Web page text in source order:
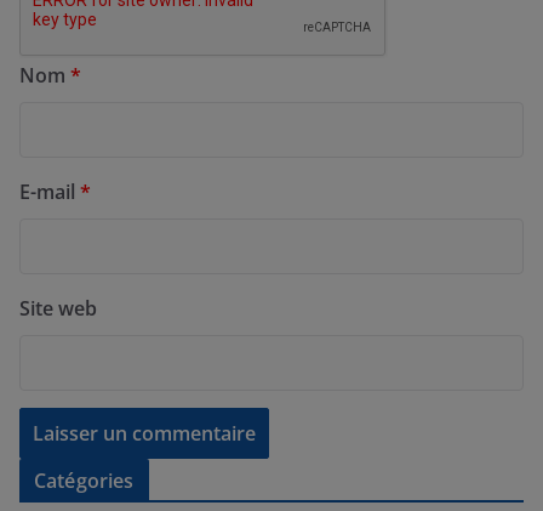
Nom *
E-mail *
Site web
Catégories